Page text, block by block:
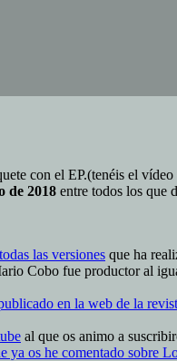
con el EP.(tenéis el
de 2018 entre todos los que
las versiones que ha
Cobo fue productor al
en la web de la
al que os animo a
ya os he comentado sobre